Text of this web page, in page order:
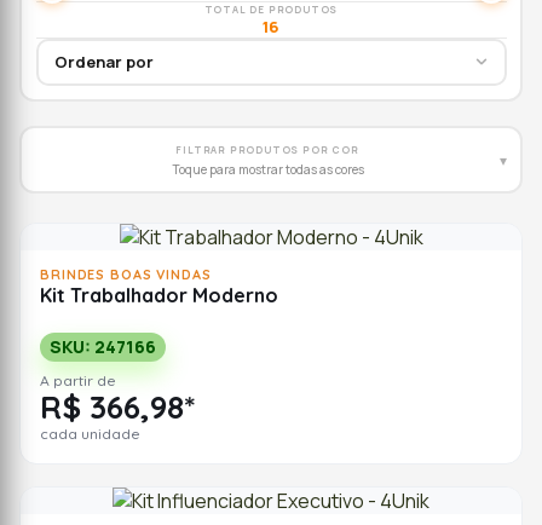
TOTAL DE PRODUTOS
16
FILTRAR PRODUTOS POR COR
Toque para mostrar todas as cores ▾
BRINDES BOAS VINDAS
Kit Trabalhador Moderno
SKU: 247166
A partir de
R$ 366,98*
cada unidade